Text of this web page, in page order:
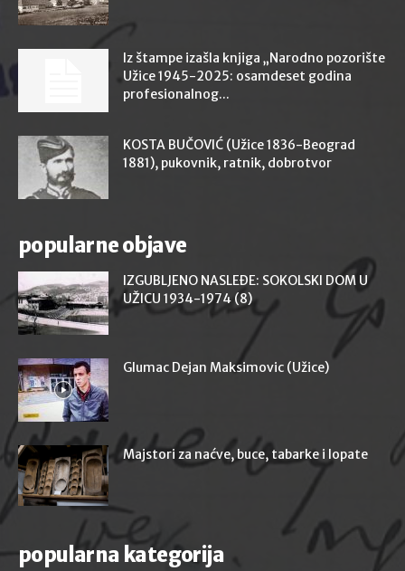
Iz štampe izašla knjiga „Narodno pozorište
Užice 1945-2025: osamdeset godina
profesionalnog...
KOSTA BUČOVIĆ (Užice 1836-Beograd
1881), pukovnik, ratnik, dobrotvor
popularne objave
IZGUBLJENO NASLEĐE: SOKOLSKI DOM U
UŽICU 1934-1974 (8)
Glumac Dejan Maksimovic (Užice)
Majstori za naćve, buce, tabarke i lopate
popularna kategorija